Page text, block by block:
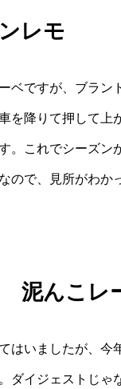
レモ
ベですが、ブラン
を降りて押して
。これでシーズ
ので、見所がわか
泥んこレ
はいましたが、今
ダイジェストじゃ